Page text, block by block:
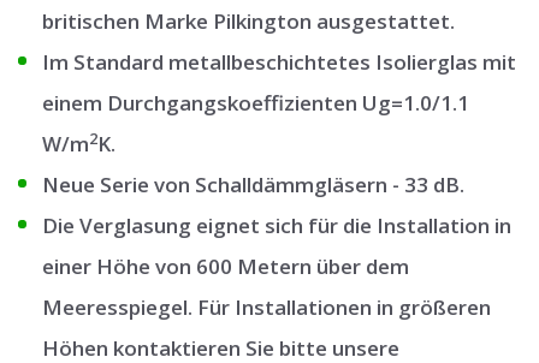
britischen Marke Pilkington ausgestattet.
Im Standard metallbeschichtetes Isolierglas mit
einem Durchgangskoeffizienten Ug=1.0/1.1
W/m2K.
Neue Serie von Schalldämmgläsern - 33 dB.
Die Verglasung eignet sich für die Installation in
einer Höhe von 600 Metern über dem
Meeresspiegel. Für Installationen in größeren
Höhen kontaktieren Sie bitte unsere